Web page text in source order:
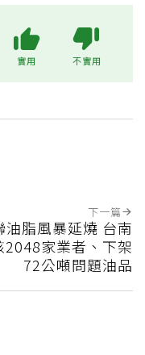
實用 不實用
下一篇
油脂風暴延燒 台南
2048家業者、下架
72公噸問題油品